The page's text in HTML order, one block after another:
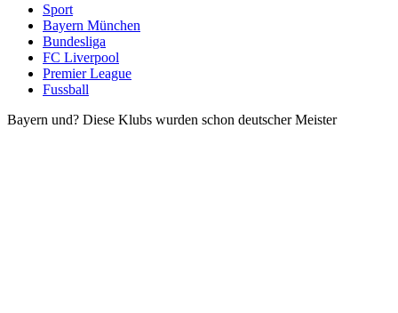
Sport
Bayern München
Bundesliga
FC Liverpool
Premier League
Fussball
Bayern und? Diese Klubs wurden schon deutscher Meister